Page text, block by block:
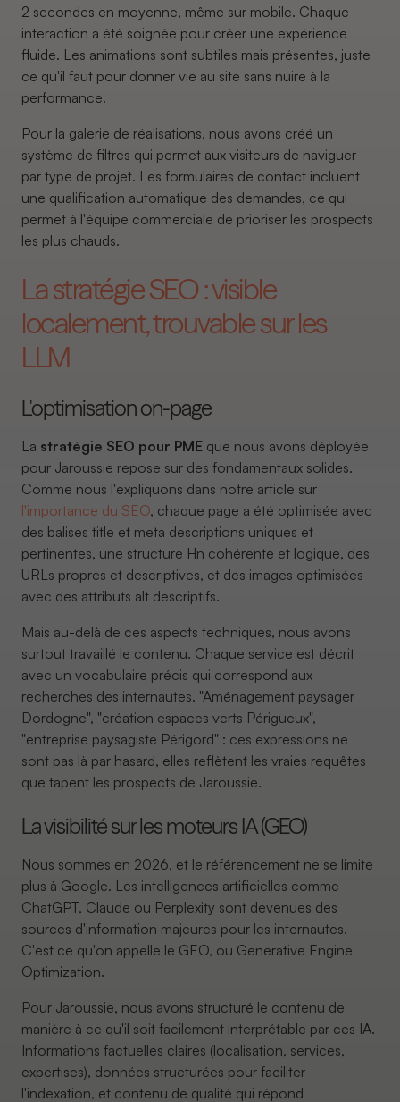
2 secondes en moyenne, même sur mobile. Chaque
interaction a été soignée pour créer une expérience
fluide. Les animations sont subtiles mais présentes, juste
ce qu'il faut pour donner vie au site sans nuire à la
performance.
Pour la galerie de réalisations, nous avons créé un
système de filtres qui permet aux visiteurs de naviguer
par type de projet. Les formulaires de contact incluent
une qualification automatique des demandes, ce qui
permet à l'équipe commerciale de prioriser les prospects
les plus chauds.
La stratégie SEO : visible
localement, trouvable sur les
LLM
L'optimisation on-page
La stratégie SEO pour PME que nous avons déployée
pour Jaroussie repose sur des fondamentaux solides.
Comme nous l'expliquons dans notre article sur
l'importance du SEO, chaque page a été optimisée avec
des balises title et meta descriptions uniques et
pertinentes, une structure Hn cohérente et logique, des
URLs propres et descriptives, et des images optimisées
avec des attributs alt descriptifs.
Mais au-delà de ces aspects techniques, nous avons
surtout travaillé le contenu. Chaque service est décrit
avec un vocabulaire précis qui correspond aux
recherches des internautes. "Aménagement paysager
Dordogne", "création espaces verts Périgueux",
"entreprise paysagiste Périgord" : ces expressions ne
sont pas là par hasard, elles reflètent les vraies requêtes
que tapent les prospects de Jaroussie.
La visibilité sur les moteurs IA (GEO)
Nous sommes en 2026, et le référencement ne se limite
plus à Google. Les intelligences artificielles comme
ChatGPT, Claude ou Perplexity sont devenues des
sources d'information majeures pour les internautes.
C'est ce qu'on appelle le GEO, ou Generative Engine
Optimization.
Pour Jaroussie, nous avons structuré le contenu de
manière à ce qu'il soit facilement interprétable par ces IA.
Informations factuelles claires (localisation, services,
expertises), données structurées pour faciliter
l'indexation, et contenu de qualité qui répond